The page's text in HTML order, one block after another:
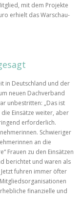
mit dem Projekte
erhielt das Warschau-
in Deutschland und der
neuen Dachverband
unbestritten: „Das ist
Einsätze weiter, aber
erforderlich.
Schwieriger
an die
Frauen zu den Einsätzen
berichtet und waren als
fuhren immer öfter
finanzielle und